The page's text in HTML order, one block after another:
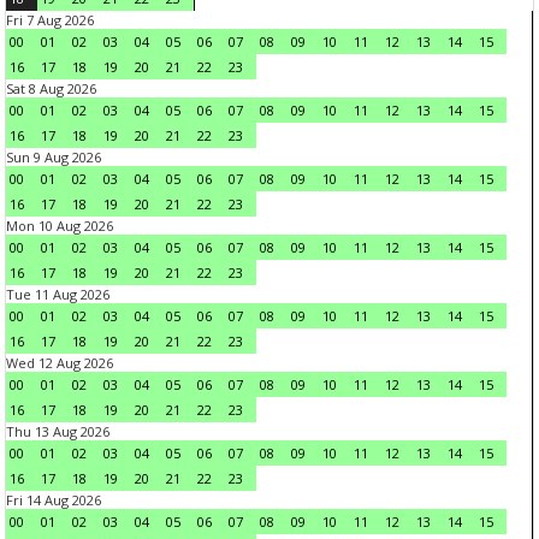
Fri 7 Aug 2026
00
01 02 03 04 05 06 07 08 09 10 11 12 13 14
15
16
17 18 19 20 21 22
23
Sat 8 Aug 2026
00
01 02 03 04 05 06 07 08 09 10 11 12 13 14
15
16
17 18 19 20 21 22
23
Sun 9 Aug 2026
00
01 02 03 04 05 06 07 08 09 10 11 12 13 14
15
16
17 18 19 20 21 22
23
Mon 10 Aug 2026
00
01 02 03 04 05 06 07 08 09 10 11 12 13 14
15
16
17 18 19 20 21 22
23
Tue 11 Aug 2026
00
01 02 03 04 05 06 07 08 09 10 11 12 13 14
15
16
17 18 19 20 21 22
23
Wed 12 Aug 2026
00
01 02 03 04 05 06 07 08 09 10 11 12 13 14
15
16
17 18 19 20 21 22
23
Thu 13 Aug 2026
00
01 02 03 04 05 06 07 08 09 10 11 12 13 14
15
16
17 18 19 20 21 22
23
Fri 14 Aug 2026
00
01 02 03 04 05 06 07 08 09 10 11 12 13 14
15